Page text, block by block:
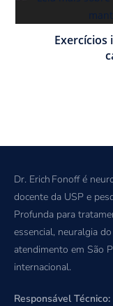
Exercícios
Dr. Erich Fonoff é
docente da USP e
Profunda para
essencial, neuralgia
atendimento em São
internacional.
Responsável Técnico: